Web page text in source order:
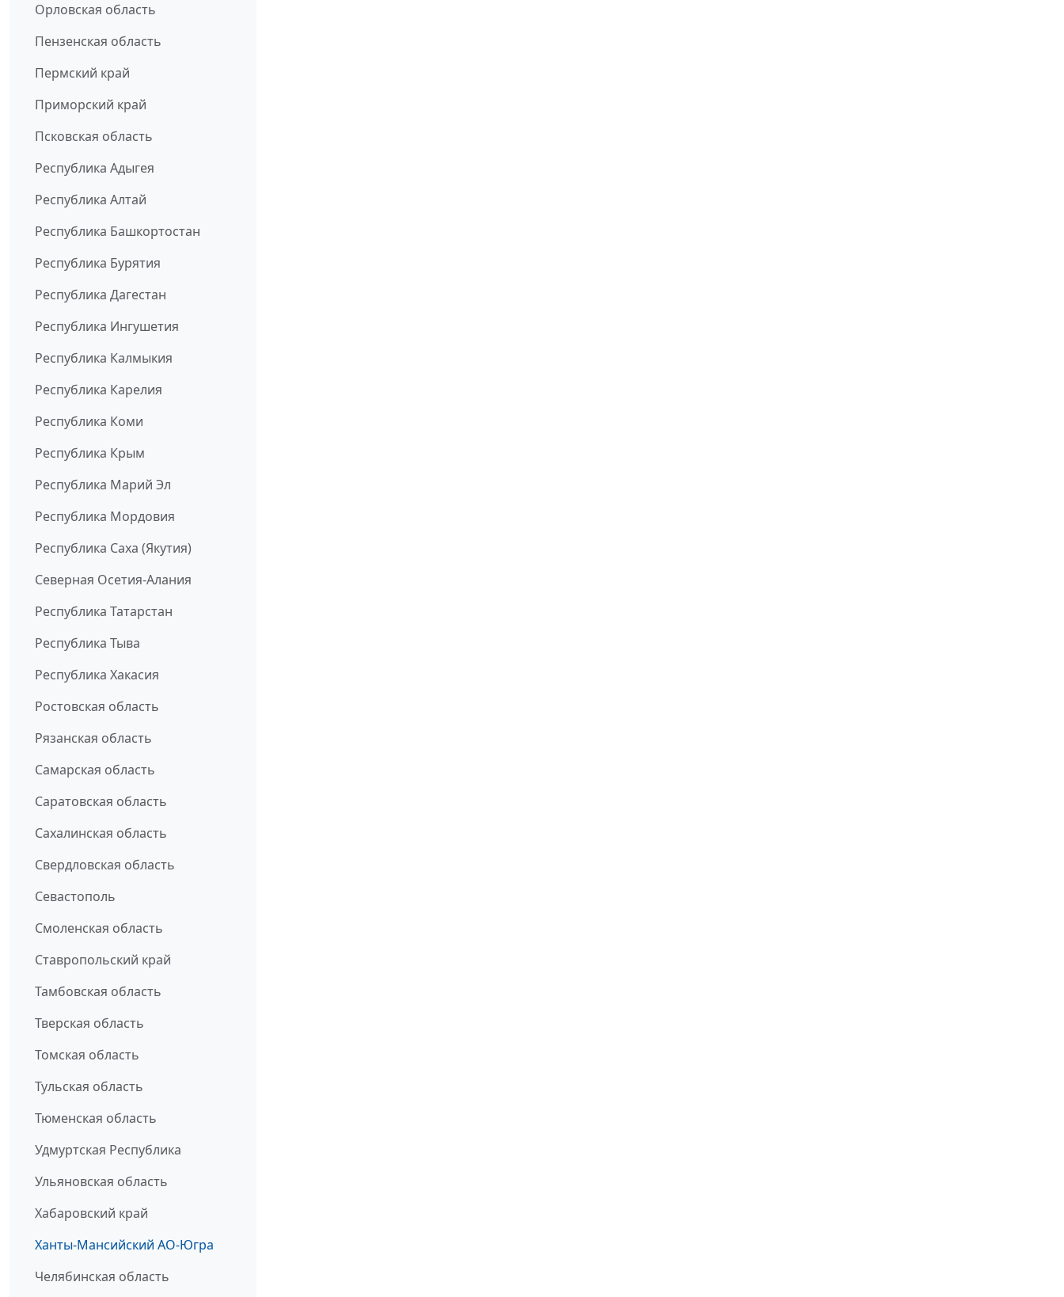
Орловская область
Пензенская область
Пермский край
Приморский край
Псковская область
Республика Адыгея
Республика Алтай
Республика Башкортостан
Республика Бурятия
Республика Дагестан
Республика Ингушетия
Республика Калмыкия
Республика Карелия
Республика Коми
Республика Крым
Республика Марий Эл
Республика Мордовия
Республика Саха (Якутия)
Северная Осетия-Алания
Республика Татарстан
Республика Тыва
Республика Хакасия
Ростовская область
Рязанская область
Самарская область
Саратовская область
Сахалинская область
Свердловская область
Севастополь
Смоленская область
Ставропольский край
Тамбовская область
Тверская область
Томская область
Тульская область
Тюменская область
Удмуртская Республика
Ульяновская область
Хабаровский край
Ханты-Мансийский АО-Югра
Челябинская область